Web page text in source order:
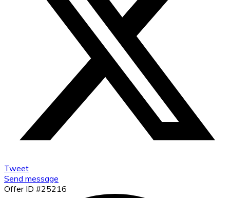
Tweet
Send message
Offer ID #25216